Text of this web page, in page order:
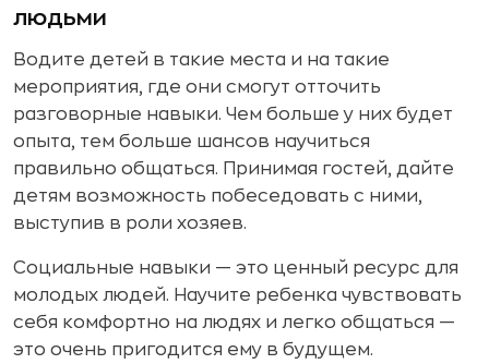
людьми
Водите детей в такие места и на такие
мероприятия, где они смогут отточить
разговорные навыки. Чем больше у них будет
опыта, тем больше шансов научиться
правильно общаться. Принимая гостей, дайте
детям возможность побеседовать с ними,
выступив в роли хозяев.
Социальные навыки — это ценный ресурс для
молодых людей. Научите ребенка чувствовать
себя комфортно на людях и легко общаться —
это очень пригодится ему в будущем.